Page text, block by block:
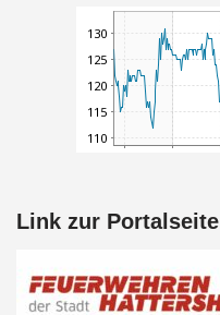
Link zur Portalseite